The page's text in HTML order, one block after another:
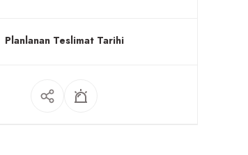
Planlanan Teslimat Tarihi